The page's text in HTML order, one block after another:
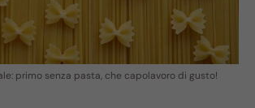
primo senza pasta, che capolavoro di gusto!